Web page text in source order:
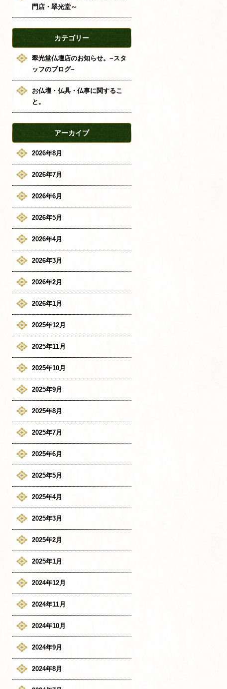
門店・翠光堂～
カテゴリー
翠光堂仏壇店のお知らせ。~スタ
ッフのブログ~
お仏壇・仏具・仏事に関するこ
と。
アーカイブ
2026年8月
2026年7月
2026年6月
2026年5月
2026年4月
2026年3月
2026年2月
2026年1月
2025年12月
2025年11月
2025年10月
2025年9月
2025年8月
2025年7月
2025年6月
2025年5月
2025年4月
2025年3月
2025年2月
2025年1月
2024年12月
2024年11月
2024年10月
2024年9月
2024年8月